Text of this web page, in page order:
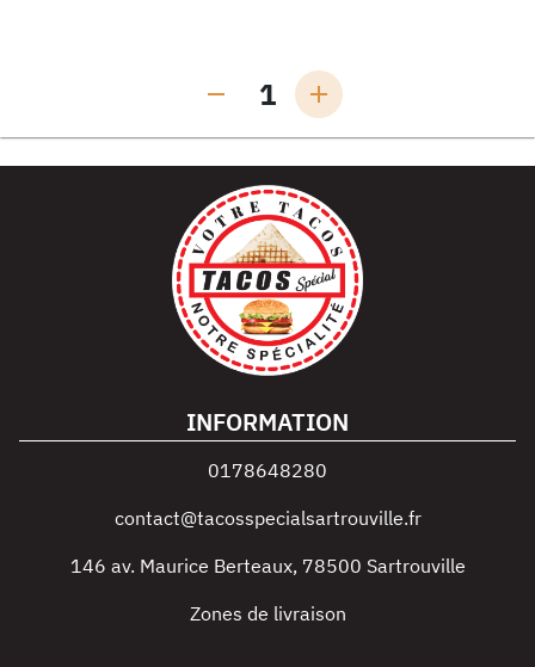
1
INFORMATION
0178648280
contact@tacosspecialsartrouville.fr
146 av. Maurice Berteaux, 78500 Sartrouville
Zones de livraison